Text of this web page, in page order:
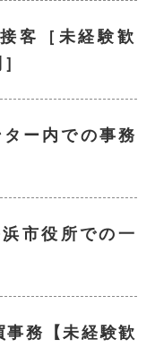
客［未経験歓
ター内での事務
市役所での一
務【未経験歓